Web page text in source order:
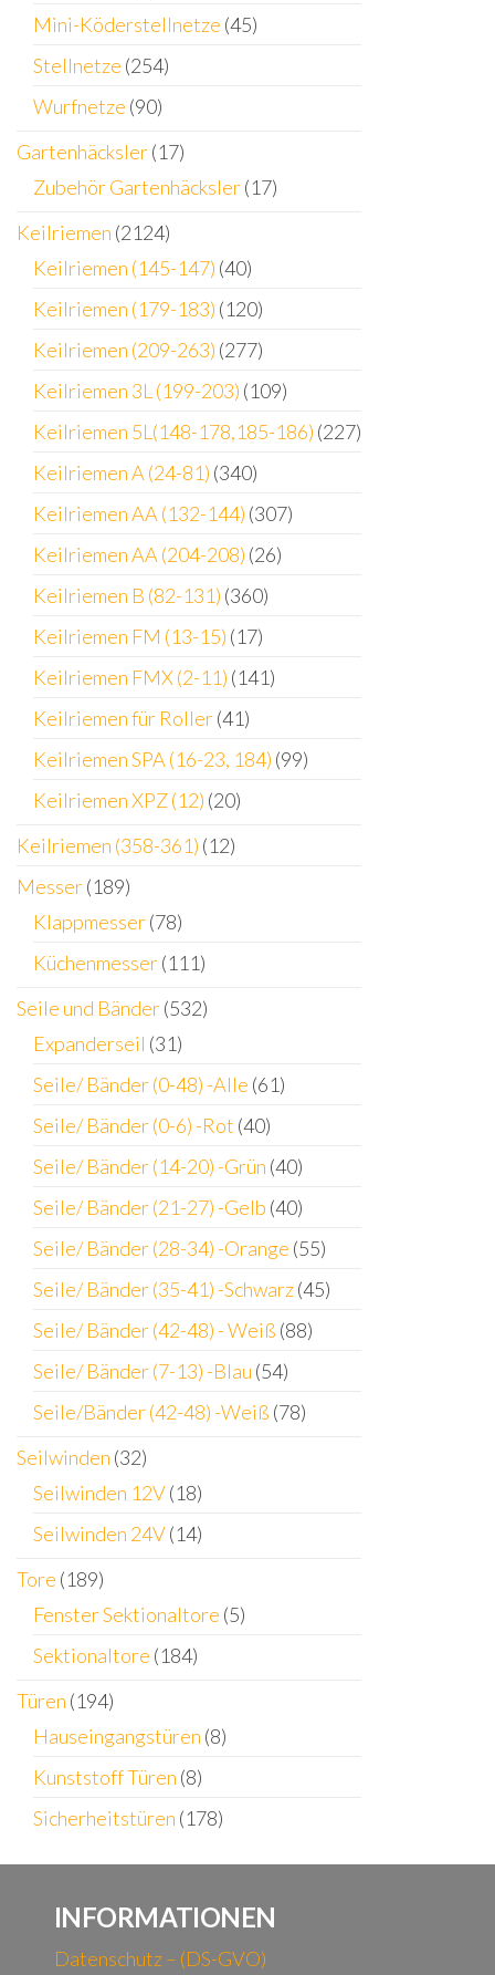
Mini-Köderstellnetze (45)
Stellnetze (254)
Wurfnetze (90)
Gartenhäcksler(17)
Zubehör Gartenhäcksler(17)
Keilriemen (2124)
Keilriemen (145-147) (40)
Keilriemen (179-183) (120)
Keilriemen (209-263) (277)
Keilriemen 3L (199-203) (109)
Keilriemen 5L(148-178,185-186) (227)
Keilriemen A (24-81) (340)
Keilriemen AA (132-144) (307)
Keilriemen AA (204-208) (26)
Keilriemen B (82-131) (360)
Keilriemen FM (13-15) (17)
Keilriemen FMX (2-11) (141)
Keilriemen für Roller(41)
Keilriemen SPA (16-23, 184) (99)
Keilriemen XPZ (12) (20)
Keilriemen (358-361) (12)
Messer(189)
Klappmesser(78)
Küchenmesser(111)
Seile und Bänder(532)
Expanderseil (31)
Seile/ Bänder (0-48) -Alle (61)
Seile/ Bänder (0-6) -Rot (40)
Seile/ Bänder (14-20) -Grün (40)
Seile/ Bänder (21-27) -Gelb (40)
Seile/ Bänder (28-34) -Orange (55)
Seile/ Bänder (35-41) -Schwarz(45)
Seile/ Bänder (42-48) - Weiß (88)
Seile/ Bänder (7-13) -Blau (54)
Seile/Bänder (42-48) -Weiß (78)
Seilwinden (32)
Seilwinden 12V(18)
Seilwinden 24V(14)
Tore (189)
Fenster Sektionaltore (5)
Sektionaltore (184)
Türen (194)
Hauseingangstüren (8)
Kunststoff Türen (8)
Sicherheitstüren (178)
INFORMATIONEN
Datenschutz – (DS-GVO)